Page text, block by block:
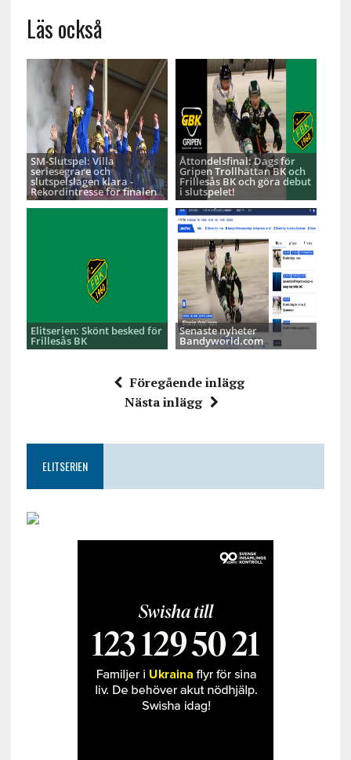
Läs också
SM-Slutspel: Villa
seriesegrare och
slutspelslagen klara -
Rekordintresse för finalen
Åttondelsfinal: Dags för
Gripen Trollhättan BK och
Frillesås BK och göra debut
i slutspelet!
Elitserien: Skönt besked för
Frillesås BK
Senaste nyheter
Bandyworld.com
Föregående inlägg
Nästa inlägg
ELITSERIEN